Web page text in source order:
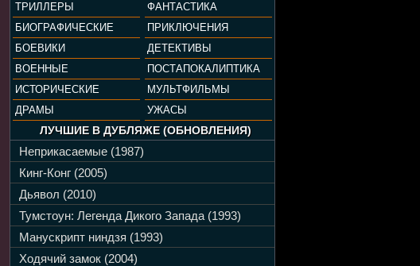
ТРИЛЛЕРЫ
ФАНТАСТИКА
БИОГРАФИЧЕСКИЕ
ПРИКЛЮЧЕНИЯ
БОЕВИКИ
ДЕТЕКТИВЫ
ВОЕННЫЕ
ПОСТАПОКАЛИПТИКА
ИСТОРИЧЕСКИЕ
МУЛЬТФИЛЬМЫ
ДРАМЫ
УЖАСЫ
ЛУЧШИЕ В ДУБЛЯЖЕ (ОБНОВЛЕНИЯ)
Неприкасаемые (1987)
Кинг-Конг (2005)
Дьявол (2010)
Тумстоун: Легенда Дикого Запада (1993)
Манускрипт ниндзя (1993)
Ходячий замок (2004)